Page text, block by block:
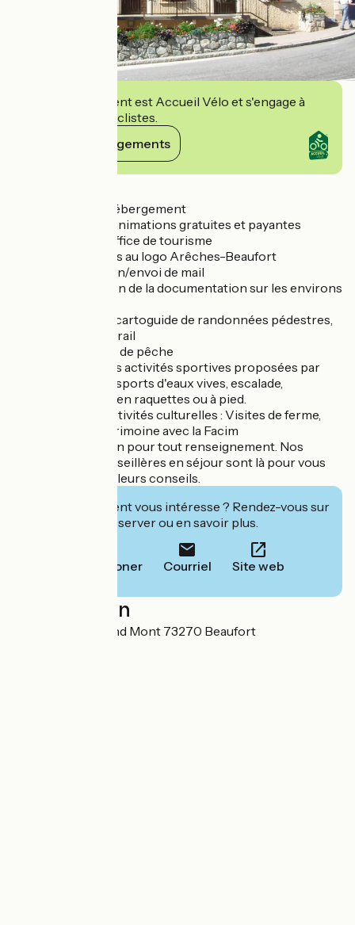
Cet établissement est Accueil Vélo et s'engage à
accueillir des cyclistes.
Voir ses engagements
- Réservation d'hébergement
- Inscription aux animations gratuites et payantes
proposées par l'office de tourisme
- Vente de goodies au logo Arêches-Beaufort
- Photocopie, Scan/envoi de mail
- Mise à disposition de la documentation sur les environs
- Vente de livrets cartoguide de randonnées pédestres,
parcours VTT et trail
- Vente de permis de pêche
- Réservations des activités sportives proposées par
nos prestataires : sports d'eaux vives, escalade,
randonnées à ski, en raquettes ou à pied.
- Réservation d'activités culturelles : Visites de ferme,
d'artisanat, du patrimoine avec la Facim
A votre disposition pour tout renseignement. Nos
conseillers et conseillères en séjour sont là pour vous
prodiguer les meilleurs conseils.
Cet établissement vous intéresse ? Rendez-vous sur
leur site pour réserver ou en savoir plus.
Téléphoner Courriel Site web
Localisation
120 Route du Grand Mont 73270 Beaufort